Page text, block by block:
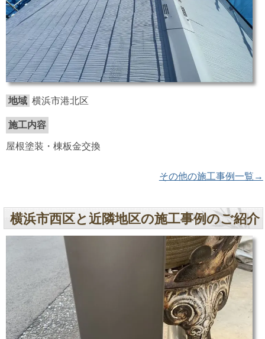
地域 横浜市港北区
施工内容
屋根塗装・棟板金交換
その他の施工事例一覧→
横浜市西区と近隣地区の施工事例のご紹介